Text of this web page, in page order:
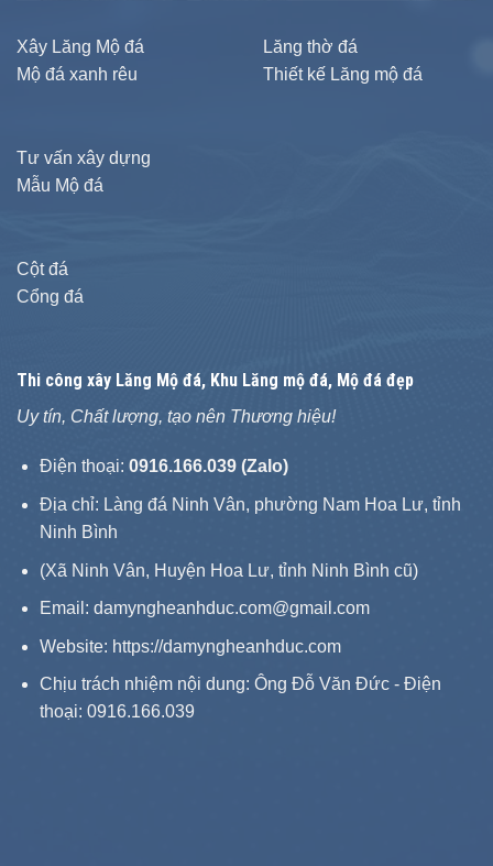
Xây Lăng Mộ đá
Mộ đá xanh rêu
Lăng thờ đá
Thiết kế Lăng mộ đá
Tư vấn xây dựng
Mẫu Mộ đá
Cột đá
Cổng đá
Thi công xây Lăng Mộ đá, Khu Lăng mộ đá, Mộ đá đẹp
Uy tín, Chất lượng, tạo nên Thương hiệu!
Điện thoại: 0916.166.039 (Zalo)
Địa chỉ: Làng đá Ninh Vân, phường Nam Hoa Lư, tỉnh
Ninh Bình
(Xã Ninh Vân, Huyện Hoa Lư, tỉnh Ninh Bình cũ)
Email: damyngheanhduc.com@gmail.com
Website: https://damyngheanhduc.com
Chịu trách nhiệm nội dung: Ông Đỗ Văn Đức - Điện
thoại: 0916.166.039